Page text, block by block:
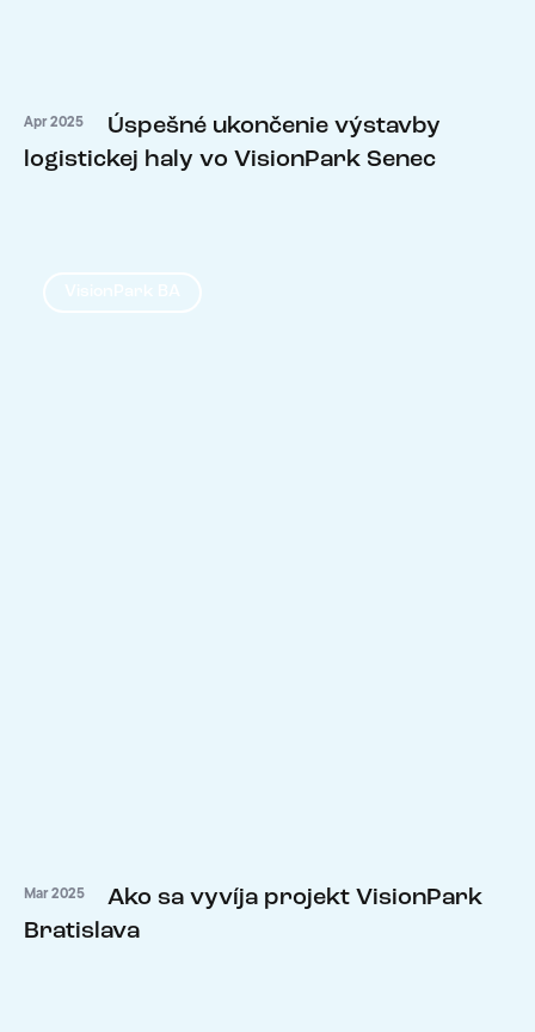
Apr 2025
Úspešné ukončenie výstavby
logistickej haly vo VisionPark Senec
Mar 2025
Ako sa vyvíja projekt VisionPark
Bratislava